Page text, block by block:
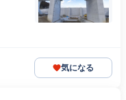
気になる